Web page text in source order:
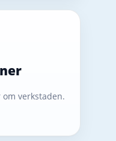
om verkstaden.